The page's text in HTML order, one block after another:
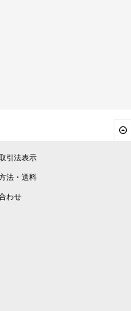
引法表示
法・送料
わせ